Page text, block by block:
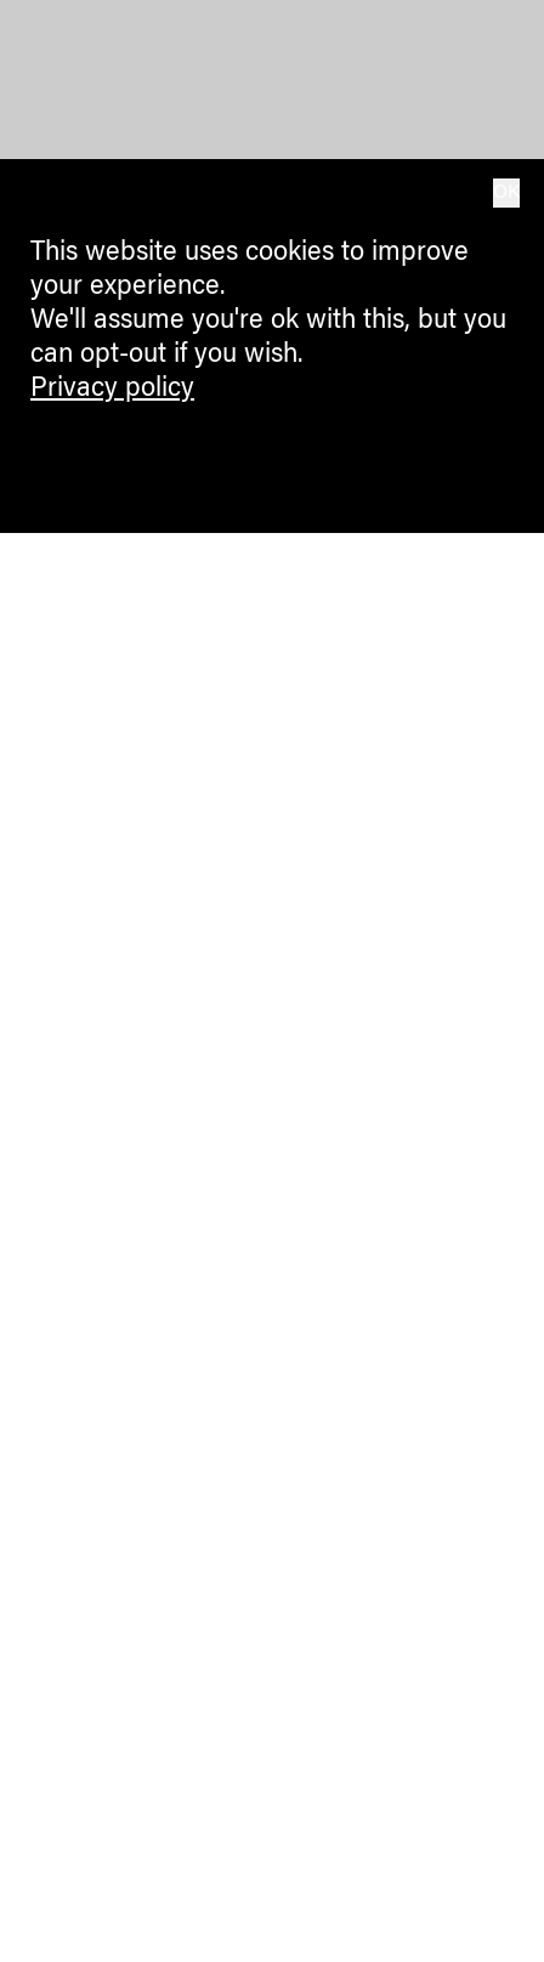
This website uses cookies to improve
your experience.
We'll assume you're ok with this, but you
can opt-out if you wish.
Privacy policy